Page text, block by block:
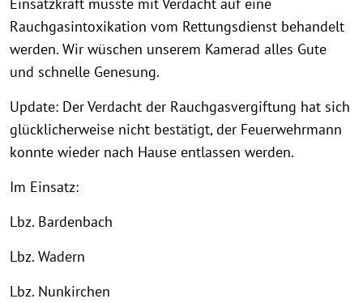
Rauchgasintoxikation vom Rettungsdienst behandelt
werden. Wir wüschen unserem Kamerad alles Gute
und schnelle Genesung.
Update: Der Verdacht der Rauchgasvergiftung hat sich
glücklicherweise nicht bestätigt, der Feuerwehrmann
konnte wieder nach Hause entlassen werden.
Im Einsatz:
Lbz. Bardenbach
Lbz. Wadern
Lbz. Nunkirchen